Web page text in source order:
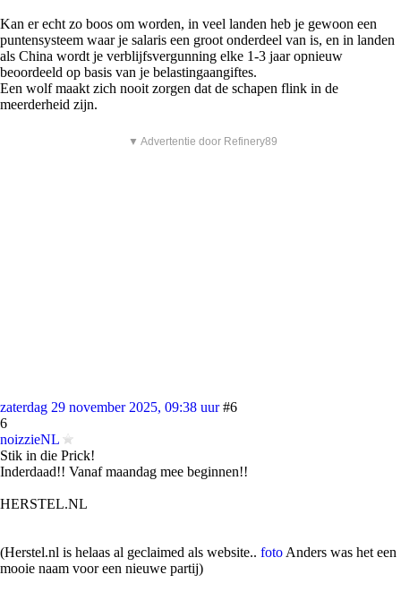
Kan er echt zo boos om worden, in veel landen heb je gewoon een
puntensysteem waar je salaris een groot onderdeel van is, en in landen
als China wordt je verblijfsvergunning elke 1-3 jaar opnieuw
beoordeeld op basis van je belastingaangiftes.
Een wolf maakt zich nooit zorgen dat de schapen flink in de
meerderheid zijn.
▼ Advertentie door Refinery89
zaterdag 29 november 2025, 09:38 uur #6
6
noizzieNL
Stik in die Prick!
Inderdaad!! Vanaf maandag mee beginnen!!
HERSTEL.NL
(Herstel.nl is helaas al geclaimed als website.. foto Anders was het een
mooie naam voor een nieuwe partij)